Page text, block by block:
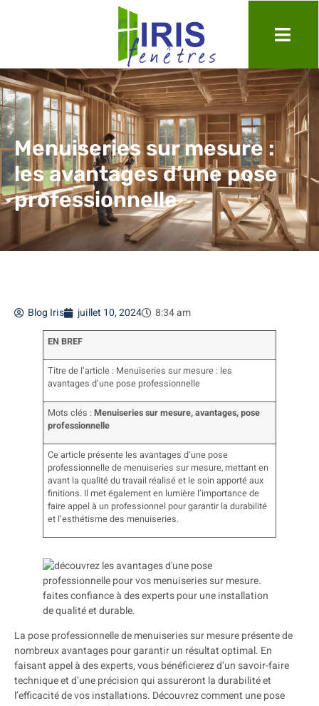
Menuiseries sur mesure :
les avantages d’une pose
professionnelle
Blog Iris juillet 10, 2024 8:34 am
EN BREF
Titre de l’article : Menuiseries sur mesure : les
avantages d’une pose professionnelle
Mots clés :Menuiseries sur mesure, avantages, pose
professionnelle
Ce article présente les avantages d’une pose
professionnelle de menuiseries sur mesure, mettant en
avant la qualité du travail réalisé et le soin apporté aux
finitions. Il met également en lumière l’importance de
faire appel à un professionnel pour garantir la durabilité
et l’esthétisme des menuiseries.
La pose professionnelle de menuiseries sur mesure présente de
nombreux avantages pour garantir un résultat optimal. En
faisant appel à des experts, vous bénéficierez d’un savoir-faire
technique et d’une précision qui assureront la durabilité et
l’efficacité de vos installations. Découvrez comment une pose